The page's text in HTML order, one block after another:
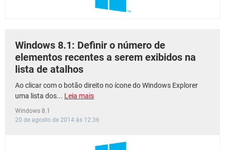
Windows 8.1: Definir o número de
elementos recentes a serem exibidos na
lista de atalhos
Ao clicar com o botão direito no ícone do Windows Explorer
uma lista dos... Leia mais
Windows 8.1
20 de agosto de 2014 às 12:36